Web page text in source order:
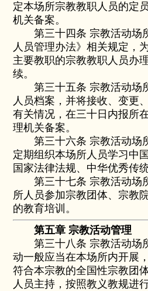
定本场所宗教教职人员的定
机关备案。
第三十四条 宗教活动场
人员管理办法》相关规定，
主要教职的宗教教职人员办
续。
第三十五条 宗教活动场
人员档案，并将接收、变更
有关情况，在三十日内报所
理机关备案。
第三十六条 宗教活动场
定期组织本场所人员学习中
国家法律法规、中华优秀传
第三十七条 宗教活动场
所人员参加宗教团体、宗教
的教育培训。
第五章 宗教活动管理
第三十八条 宗教活动场
动一般应当在本场所内开展
符合本宗教的全国性宗教团
人员主持，按照教义教规进行